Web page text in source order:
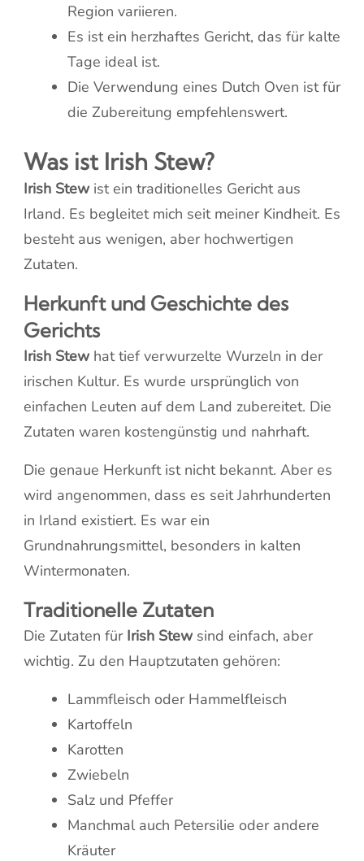
Region variieren.
Es ist ein herzhaftes Gericht, das für kalte
Tage ideal ist.
Die Verwendung eines Dutch Oven ist für
die Zubereitung empfehlenswert.
Was ist Irish Stew?
Irish Stew ist ein traditionelles Gericht aus
Irland. Es begleitet mich seit meiner Kindheit. Es
besteht aus wenigen, aber hochwertigen
Zutaten.
Herkunft und Geschichte des
Gerichts
Irish Stew hat tief verwurzelte Wurzeln in der
irischen Kultur. Es wurde ursprünglich von
einfachen Leuten auf dem Land zubereitet. Die
Zutaten waren kostengünstig und nahrhaft.
Die genaue Herkunft ist nicht bekannt. Aber es
wird angenommen, dass es seit Jahrhunderten
in Irland existiert. Es war ein
Grundnahrungsmittel, besonders in kalten
Wintermonaten.
Traditionelle Zutaten
Die Zutaten für Irish Stew sind einfach, aber
wichtig. Zu den Hauptzutaten gehören:
Lammfleisch oder Hammelfleisch
Kartoffeln
Karotten
Zwiebeln
Salz und Pfeffer
Manchmal auch Petersilie oder andere
Kräuter